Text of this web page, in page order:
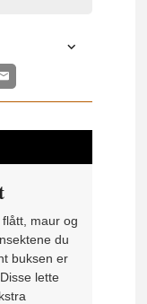
maur og
du
buksen er
lette